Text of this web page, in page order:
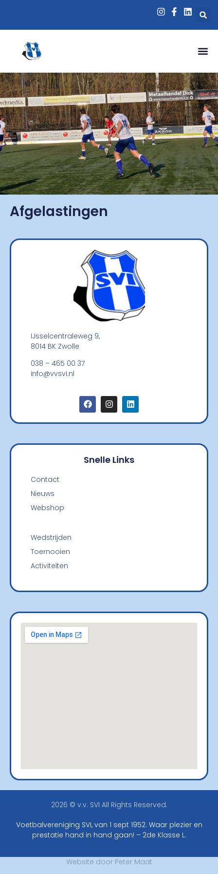
Afgelastingen
IJsselcentraleweg 9,
8014 BK Zwolle
038 – 465 00 37
info@vvsvi.nl
Snelle Links
Contact
Nieuws
Webshop
Wedstrijden
Toernooien
Activiteiten
2026 © v.v. SVI All Rights Reserved.
Voetbalvereniging SVI, van 1 sept 1952. Waar plezier en
prestatie hand in hand gaan! – 2de Klasse L.
Website door Peter Maat